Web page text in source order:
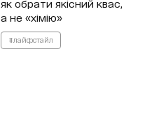
як обрати якісний квас,
а не «хімію»
#лайфстайл